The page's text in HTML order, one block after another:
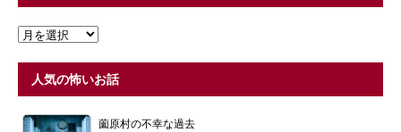
人気の怖いお話
薗原村の不幸な過去